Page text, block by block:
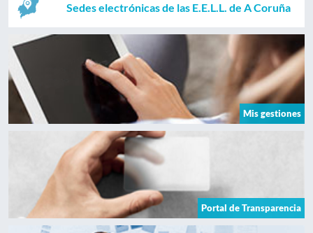
Sedes electrónicas de las E.E.L.L. de A Coruña
Mis gestiones
Portal de Transparencia